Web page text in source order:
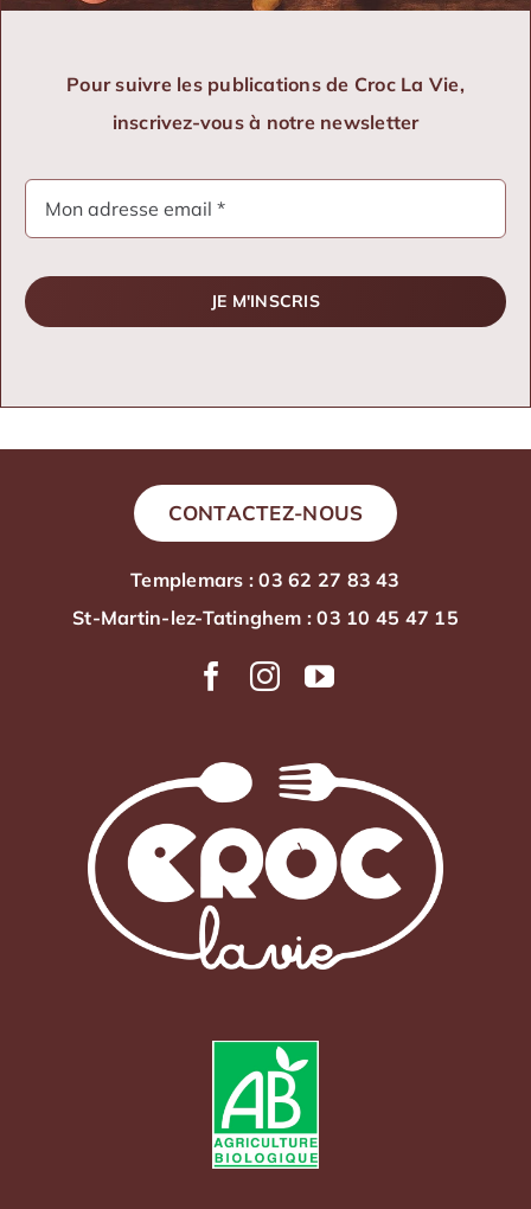
Pour suivre les publications de Croc La Vie,
inscrivez-vous à notre newsletter
JE M'INSCRIS
CONTACTEZ-NOUS
Templemars : 03 62 27 83 43
St-Martin-lez-Tatinghem : 03 10 45 47 15